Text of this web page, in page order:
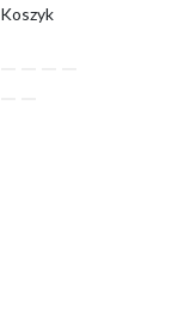
Koszyk